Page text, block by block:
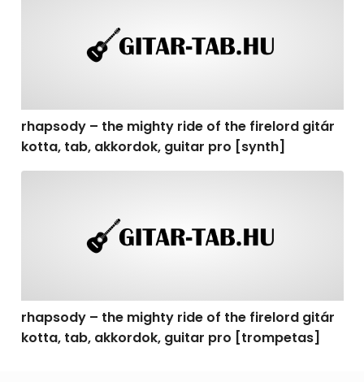
rhapsody – the mighty ride of the firelord gitár
kotta, tab, akkordok, guitar pro [synth]
rhapsody – the mighty ride of the firelord gitár
kotta, tab, akkordok, guitar pro [trompetas]